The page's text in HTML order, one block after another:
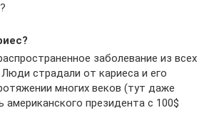
заболевание из всех
страдали от кариеса и его
многих веков (тут даже
президента с 100$